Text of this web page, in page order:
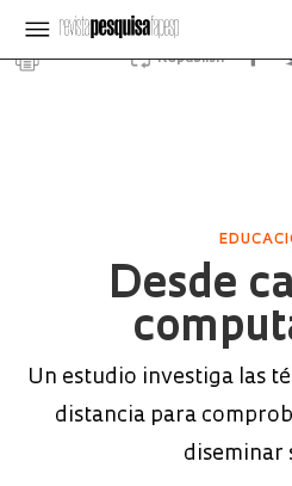
Republish
Desde
Un estudio investiga las
distancia para
diseminar